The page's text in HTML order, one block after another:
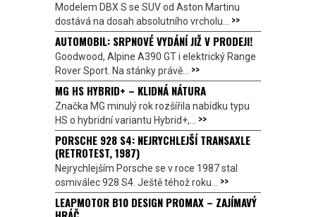
Modelem DBX S se SUV od Aston Martinu
dostává na dosah absolutního vrcholu... >>
AUTOMOBIL: SRPNOVÉ VYDÁNÍ JIŽ V PRODEJI!
Goodwood, Alpine A390 GT i elektrický Range
Rover Sport. Na stánky právě... >>
MG HS HYBRID+ – KLIDNÁ NÁTURA
Značka MG minulý rok rozšířila nabídku typu
HS o hybridní variantu Hybrid+,... >>
PORSCHE 928 S4: NEJRYCHLEJŠÍ TRANSAXLE
(RETROTEST, 1987)
Nejrychlejším Porsche se v roce 1987 stal
osmiválec 928 S4. Ještě téhož roku... >>
LEAPMOTOR B10 DESIGN PROMAX – ZAJÍMAVÝ